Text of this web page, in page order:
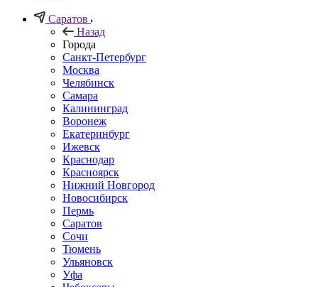
Саратов
Назад
Города
Санкт-Петербург
Москва
Челябинск
Самара
Калининград
Воронеж
Екатеринбург
Ижевск
Краснодар
Красноярск
Нижний Новгород
Новосибирск
Пермь
Саратов
Сочи
Тюмень
Ульяновск
Уфа